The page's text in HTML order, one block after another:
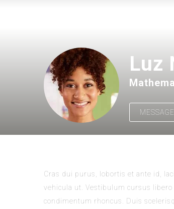
Luz
Cras dui purus, lobortis et ante id,
vehicula ut. Vestibulum cursus
condimentum rhoncus. Duis